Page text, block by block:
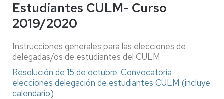
Estudiantes CULM- Curso
2019/2020
Instrucciones generales para las elecciones de
delegadas/os de estudiantes del CULM
Resolución de 15 de octubre: Convocatoria
elecciones delegación de estudiantes CULM (incluye
calendario)